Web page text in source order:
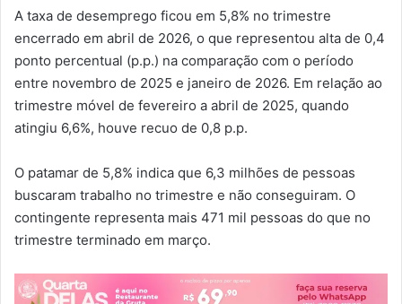
A taxa de desemprego ficou em 5,8% no trimestre
encerrado em abril de 2026, o que representou alta de 0,4
ponto percentual (p.p.) na comparação com o período
entre novembro de 2025 e janeiro de 2026. Em relação ao
trimestre móvel de fevereiro a abril de 2025, quando
atingiu 6,6%, houve recuo de 0,8 p.p.
O patamar de 5,8% indica que 6,3 milhões de pessoas
buscaram trabalho no trimestre e não conseguiram. O
contingente representa mais 471 mil pessoas do que no
trimestre terminado em março.